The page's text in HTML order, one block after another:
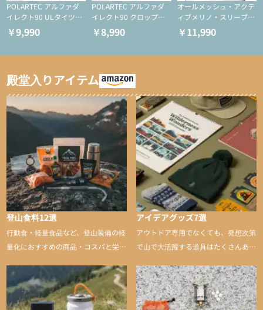
POLARTEC アルファダ
イレクト90 ULタイツ
（アクティブインサレー
ション/テント泊用パジ
￥9,990
POLARTEC アルファダ
イレクト90 クロップド
ULタイツ（アクティブ
インサレーション/テン
￥8,990
オールメッシュ・アクテ
ィブメリノ・スリーブレ
ス
￥11,990
殿堂入りアイテム
登山食料12選
行動食・軽量食品など、登山装備の軽
量化におすすめの商品・コスパと栄養
アイデアグッズ7選
アウトドア専用でなくても、発想次第
で山で大活躍する道具はたくさんあり
山に持ち込むと快適性や安心感をグッ
と引き上げてくれる――そんな意外性
のあるアイテムを紹介